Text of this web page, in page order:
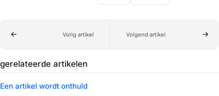
Vorig artikel Volgend artikel
gerelateerde artikelen
Een artikel wordt onthuld